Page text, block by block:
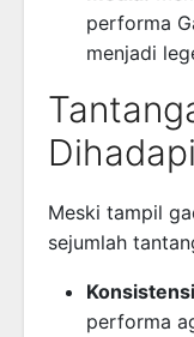
performa
menjadi
Dihadapi
Meski tampil
sejumlah
performa